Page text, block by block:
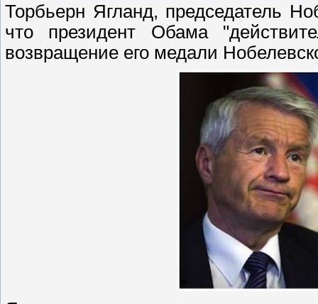
Торбьерн Ягланд, председатель
что президент Обама
возвращение его медали